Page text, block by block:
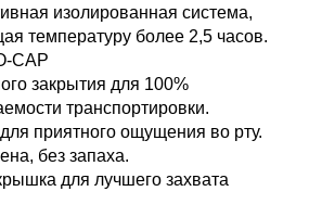
изолированная система,
температуру более 2,5 часов.
CAP
закрытия для 100%
транспортировки.
приятного ощущения во рту.
без запаха.
для лучшего захвата